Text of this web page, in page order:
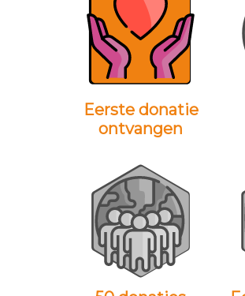
Eerste donatie
ontvangen